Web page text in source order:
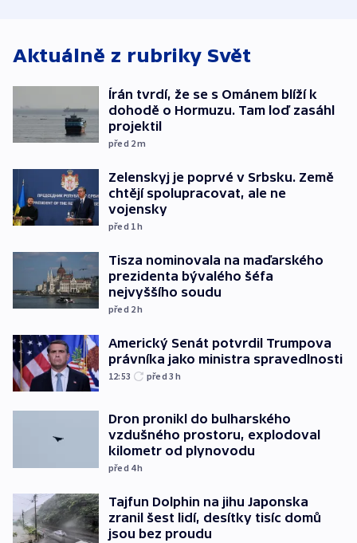
Aktuálně z rubriky Svět
Írán tvrdí, že se s Ománem blíží k
dohodě o Hormuzu. Tam loď zasáhl
projektil
před 2m
Zelenskyj je poprvé v Srbsku. Země
chtějí spolupracovat, ale ne
vojensky
před 1h
Tisza nominovala na maďarského
prezidenta bývalého šéfa
nejvyššího soudu
před 2h
Americký Senát potvrdil Trumpova
právníka jako ministra spravedlnosti
12:53 před 3h
Dron pronikl do bulharského
vzdušného prostoru, explodoval
kilometr od plynovodu
před 4h
Tajfun Dolphin na jihu Japonska
zranil šest lidí, desítky tisíc domů
jsou bez proudu